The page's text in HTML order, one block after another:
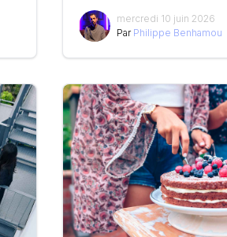
mercredi 10 juin 2026
Par Philippe Benhamou